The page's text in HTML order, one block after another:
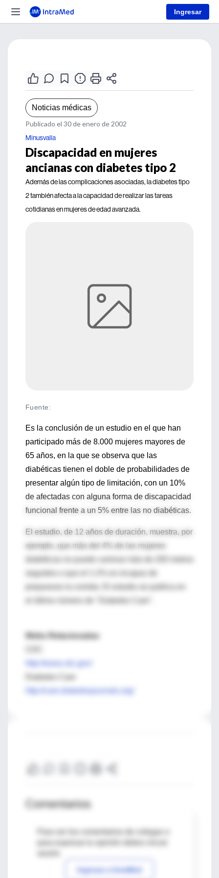
Ingresar
Noticias médicas
Publicado el 30 de enero de 2002
Minusvalía
Discapacidad en mujeres
ancianas con diabetes tipo 2
Además de las complicaciones asociadas, la diabetes tipo
2 también afecta a la capacidad de realizar las tareas
cotidianas en mujeres de edad avanzada.
Fuente:
Es la conclusión de un estudio en el que han
participado más de 8.000 mujeres mayores de
65 años, en la que se observa que las
diabéticas tienen el doble de probabilidades de
presentar algún tipo de limitación, con un 10%
de afectadas con alguna forma de discapacidad
funcional frente a un 5% entre las no diabéticas.
El estudio, de 12 años de duración, muestra, por
ejemplo, que más del 4% de las mujeres
seguidos o que el 1-2% es incapaz de
Webs Relacionadas
http://www.cdc.gov/
Comentarios
Para ver los comentarios de colegas o
Ingresar a IntraMed